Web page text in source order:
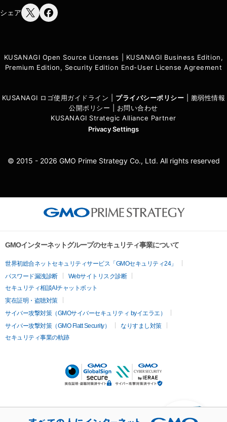
シェア
KUSANAGI Open Source Licenses
KUSANAGI Business Edition,
Premium Edition, Security Edition End-User License Agreement
KUSANAGI ロゴ使用ガイドライン プライバシーポリシー
脆弱性情報
公開ポリシー
お問い合わせ
KUSANAGI Strategic Alliance Partner
Privacy Settings
© 2015 - 2026 GMO Prime Strategy Co., Ltd. All rights reserved
GMOインターネットグループのセキュリティ事業について
世界初総合ネットセキュリティサービス「GMOセキュリティ24」
パスワード漏洩診断
Webサイトリスク診断
セキュリティ相談AIチャットボット
実在証明・盗聴対策
サイバー攻撃対策（GMOサイバーセキュリティ byイエラエ）
サイバー攻撃対策（GMO Flatt Security）
なりすまし対策
セキュリティ事業の軌跡